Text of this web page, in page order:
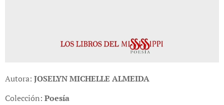
Autora: JOSELYN MICHELLE ALMEIDA
Colección: Poesía